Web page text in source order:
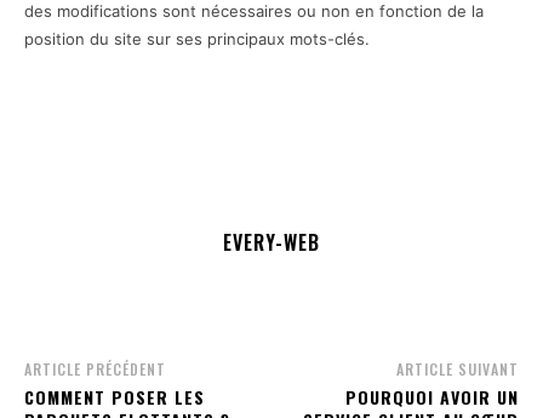
des modifications sont nécessaires ou non en fonction de la
position du site sur ses principaux mots-clés.
EVERY-WEB
ARTICLE PRÉCÉDENT
COMMENT POSER LES
ARTICLE SUIVANT
POURQUOI AVOIR UN